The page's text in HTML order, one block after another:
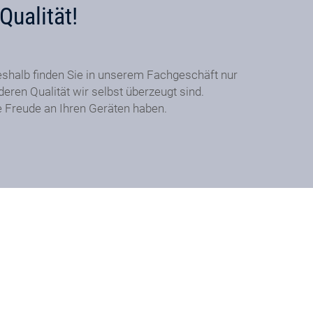
finden Sie in unserem Fachgeschäft nur
Qualität wir selbst überzeugt sind.
an Ihren Geräten haben.